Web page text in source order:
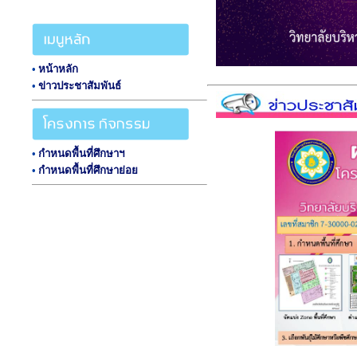
• หน้าหลัก
• ข่าวประชาสัมพันธ์
• กำหนดพื้นที่ศึกษาฯ
• กำหนดพื้นที่ศึกษาย่อย